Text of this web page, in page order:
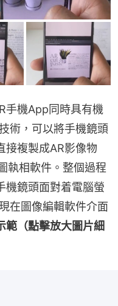
手機App同時具有機
術，可以將手機鏡頭
接複製成AR影像物
執相軟件。整個過程
機鏡頭面對着電腦螢
在圖像編輯軟件介面
範（點擊放大圖片細